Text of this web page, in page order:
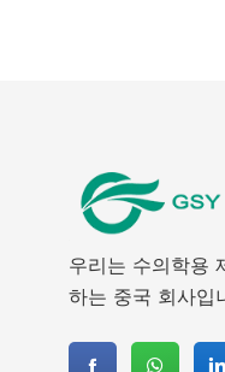
우리는 수의학용
하는 중국 회사입